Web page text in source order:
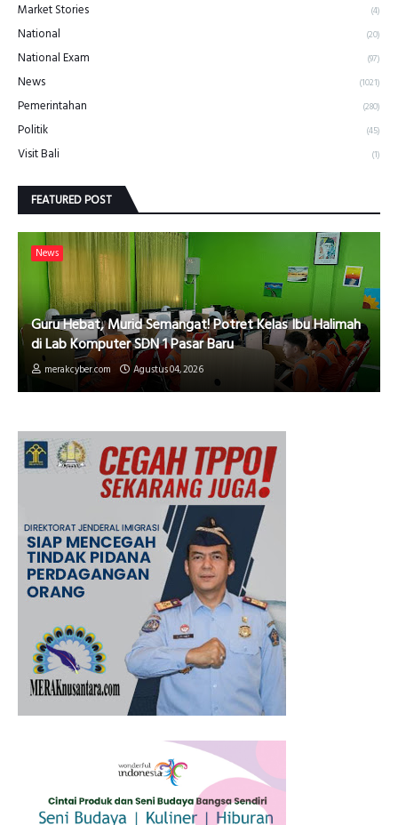
Market Stories (4)
National (20)
National Exam (97)
News (1021)
Pemerintahan (280)
Politik (45)
Visit Bali (1)
FEATURED POST
News
Guru Hebat, Murid Semangat! Potret Kelas Ibu Halimah
di Lab Komputer SDN 1 Pasar Baru
merakcyber.com Agustus 04, 2026